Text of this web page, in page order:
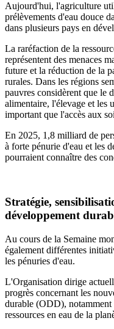
Aujourd'hui, l'agriculture
prélèvements d'eau douce
dans plusieurs pays en
La raréfaction de la
représentent des menaces
future et la réduction de la
rurales. Dans les régions
pauvres considèrent que le
alimentaire, l'élevage et les
important que l'accès aux
En 2025, 1,8 milliard de
à forte pénurie d'eau et les
pourraient connaître des
Stratégie,
développement
Au cours de la Semaine
également différentes
les pénuries d'eau.
L'Organisation dirige
progrès concernant les
durable (ODD),
ressources en eau de la